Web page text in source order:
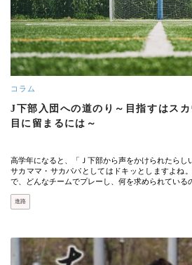
コラム
J下部入団への道のり～目指すはス
目に留まるには～
高学年になると、「Ｊ下部から声をかけられたらし
サカママ・サカパパとしてはドキッとしますよね
で、どんなチームでプレーし、何を求められている
進路